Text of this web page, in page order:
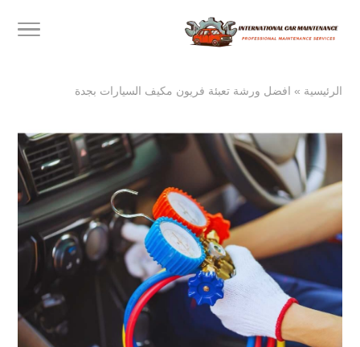
الرئيسية » افضل ورشة تعبئة فريون مكيف السيارات بجدة